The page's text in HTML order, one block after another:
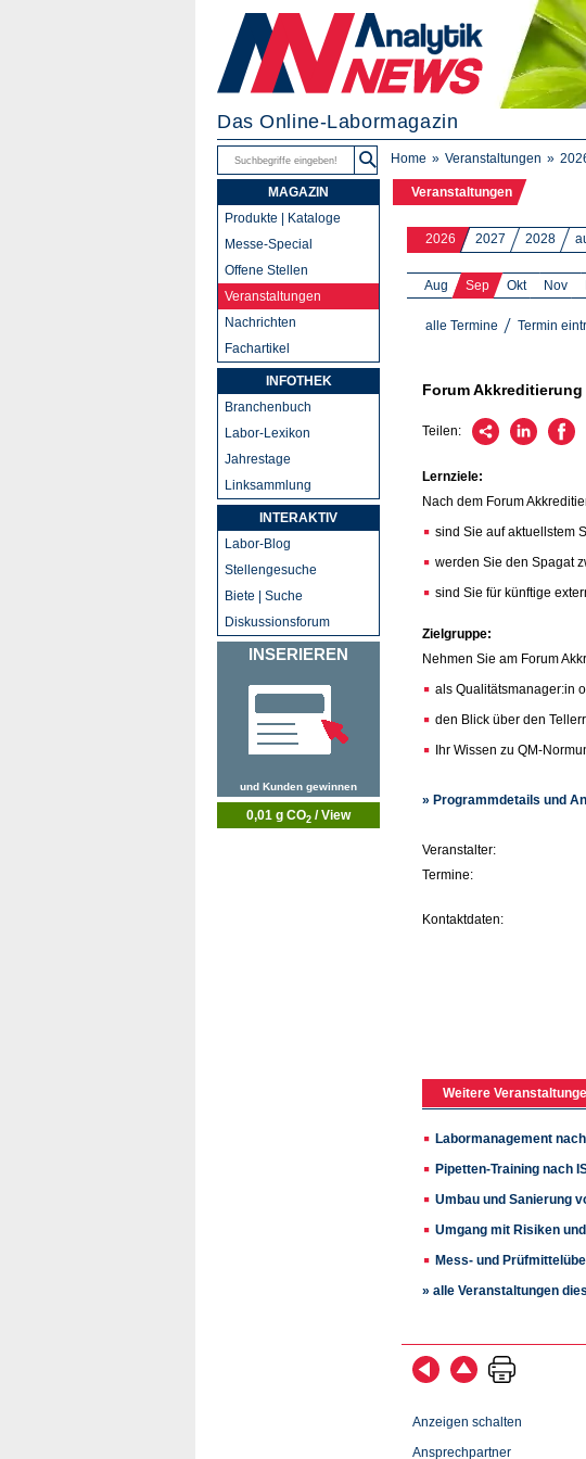
Das Online-Labormagazin
Home Veranstaltungen
Veranstaltungen
2026 2027 2028
Aug Sep Okt Nov
alle Termine Termin
Forum Akkreditierung
Teilen:
Lernziele:
Nach dem Forum
sind Sie auf aktuellstem
werden Sie den Spagat
sind Sie für künftige
Zielgruppe:
Nehmen Sie am Forum
als Qualitätsmanager:in
den Blick über den
Ihr Wissen zu QM-
» Programmdetails und
Veranstalter:
Termine:
Kontaktdaten:
Weitere
Labormanagement
Pipetten-Training nach
Umbau und Sanierung
Umgang mit Risiken
Mess- und
» alle Veranstaltungen
Anzeigen schalten
Ansprechpartner
MAGAZIN
Produkte | Kataloge
Messe-Special
Offene Stellen
Veranstaltungen
Nachrichten
Fachartikel
INFOTHEK
Branchenbuch
Labor-Lexikon
Jahrestage
Linksammlung
INTERAKTIV
Labor-Blog
Stellengesuche
Biete | Suche
Diskussionsforum
INSERIEREN
und Kunden gewinnen
0,01 g CO2 / View